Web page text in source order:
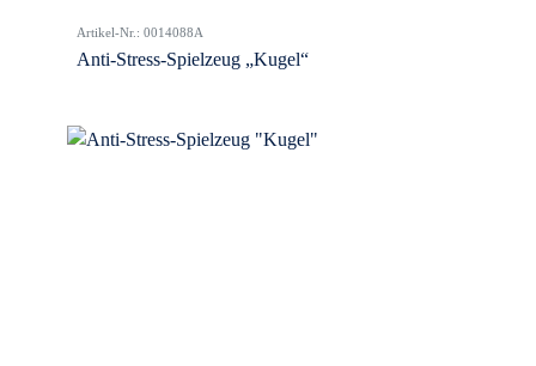
Artikel-Nr.: 0014088A
Anti-Stress-Spielzeug „Kugel“